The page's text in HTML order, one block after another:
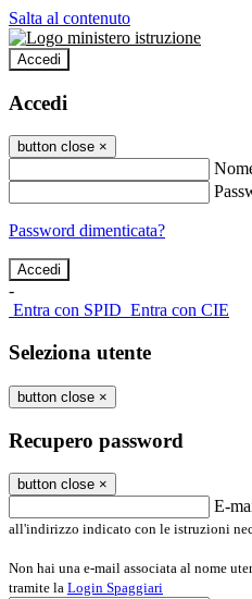
Salta al contenuto
Accedi
Accedi
button close ×
Password dimenticata?
-
Entra con SPID Entra con CIE
Seleziona utente
button close ×
Recupero password
button close ×
E-
all'indirizzo indicato con le istruzioni
Non hai una e-mail associata al nome
tramite la Login Spaggiari